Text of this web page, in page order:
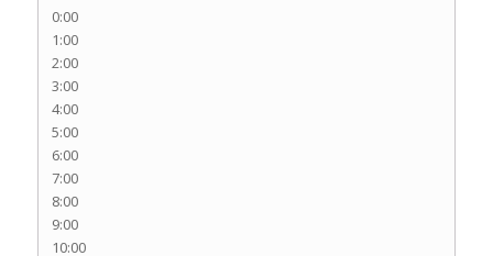
0:00
1:00
2:00
3:00
4:00
5:00
6:00
7:00
8:00
9:00
10:00